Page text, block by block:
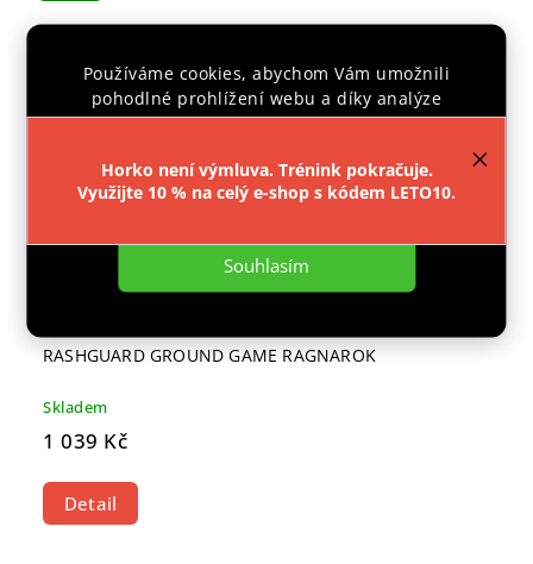
Používáme cookies, abychom Vám umožnili
pohodlné prohlížení webu a díky analýze
provozu webu neustále zlepšovali jeho funkce,
Nastavení
Souhlasím
Horko není výmluva. Trénink pokračuje.
Využijte 10 % na celý e-shop s kódem LETO10.
RASHGUARD GROUND GAME RAGNAROK
Skladem
1 039 Kč
Detail